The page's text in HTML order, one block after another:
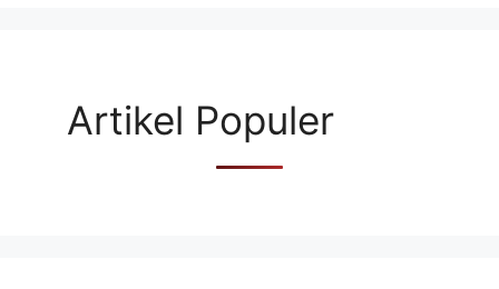
Artikel Populer